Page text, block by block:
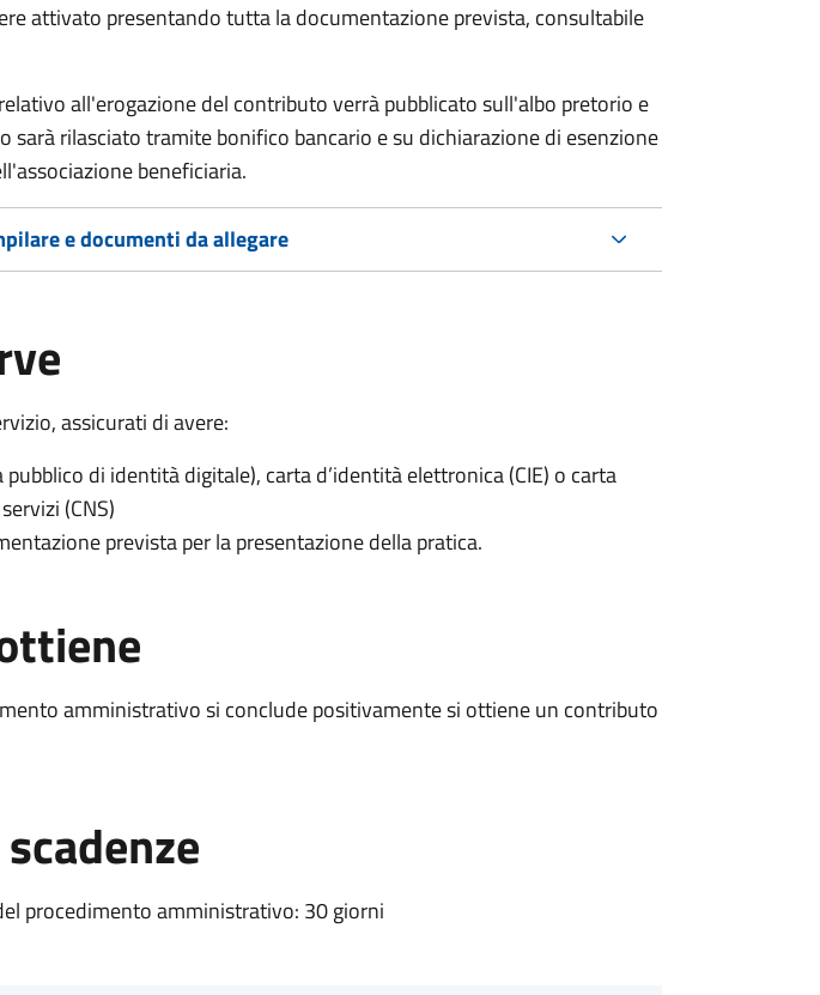
attivato presentando tutta la documentazione prevista, consultabile
all'erogazione del contributo verrà pubblicato sull'albo pretorio e
sarà rilasciato tramite bonifico bancario e su dichiarazione di esenzione
beneficiaria.
e documenti da allegare
assicurati di avere:
pubblico di identità digitale), carta d’identità elettronica (CIE) o carta
(CNS)
prevista per la presentazione della pratica.
amministrativo si conclude positivamente si ottiene un contributo
procedimento amministrativo: 30 giorni